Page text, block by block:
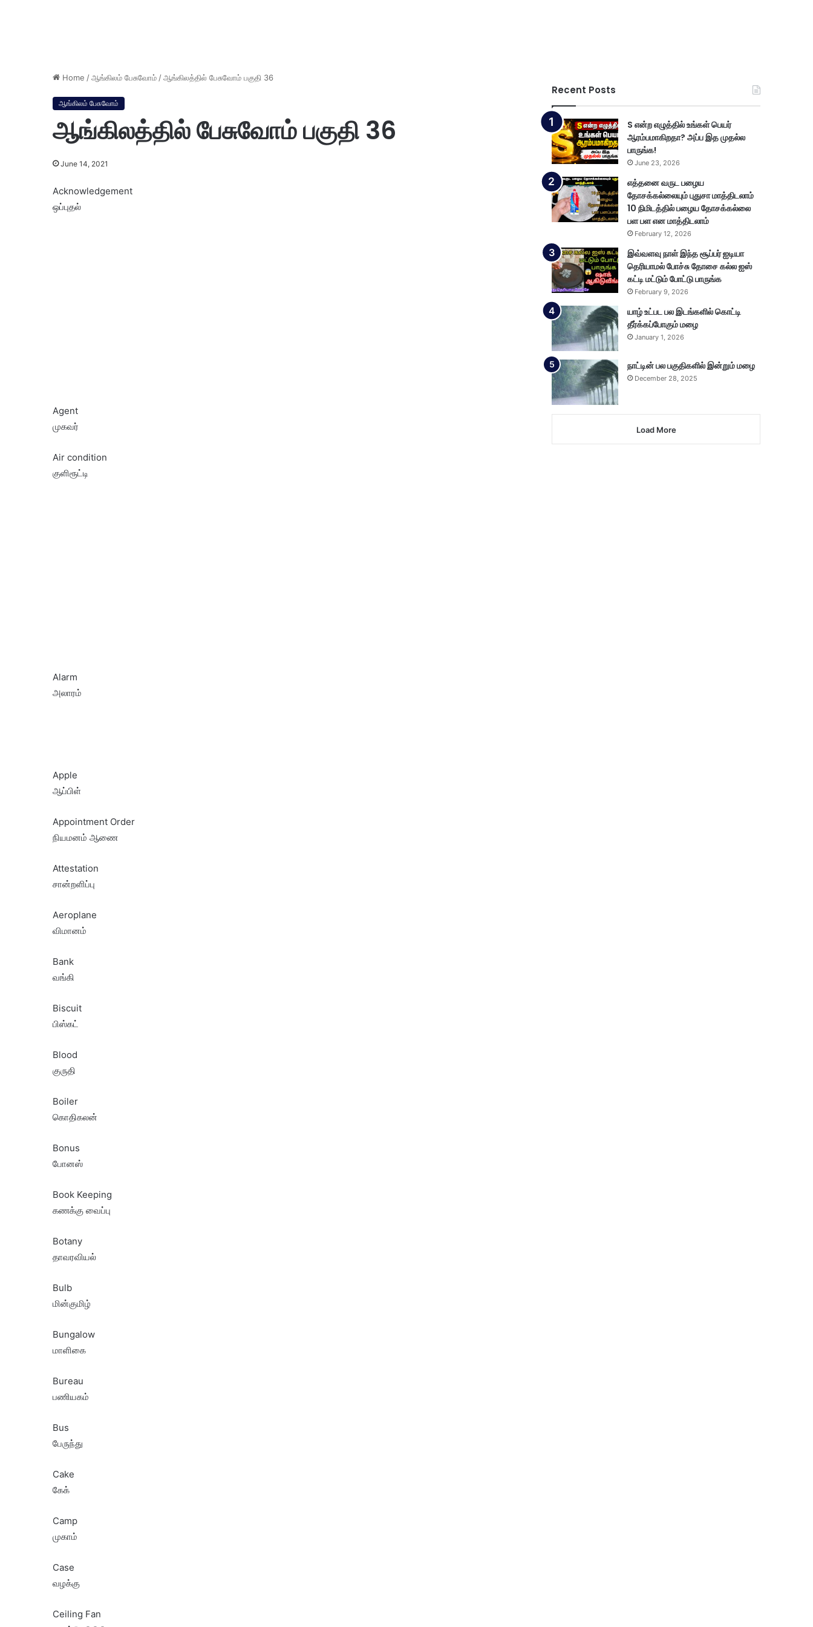
Home /ஆங்கிலம் பேசுவோம் /ஆங்கிலத்தில் பேசுவோம் பகுதி 36
ஆங்கிலம் பேசுவோம்
ஆங்கிலத்தில் பேசுவோம் பகுதி 36
June 14, 2021
Acknowledgement
ஒப்புதல்
Agent
முகவர்
Air condition
குளிரூட்டி
Alarm
அலாரம்
Apple
ஆப்பிள்
Appointment Order
நியமனம் ஆணை
Attestation
சான்றளிப்பு
Aeroplane
விமானம்
Bank
வங்கி
Biscuit
பிஸ்கட்
Blood
குருதி
Boiler
கொதிகலன்
Bonus
போனஸ்
Book Keeping
கணக்கு வைப்பு
Botany
தாவரவியல்
Bulb
மின்குமிழ்
Bungalow
மாளிகை
Bureau
பணியகம்
Bus
பேருந்து
Cake
கேக்
Camp
முகாம்
Case
வழக்கு
Ceiling Fan
Recent Posts
S என்ற எழுத்தில் உங்கள் பெயர்
ஆரம்பமாகிறதா? அப்ப இத முதல்ல
பாருங்க!
June 23, 2026
எத்தனை வருட பழைய
தோசக்கல்லையும் புதுசா மாத்திடலாம்
10 நிமிடத்தில் பழைய தோசக்கல்லை
பள பள என மாத்திடலாம்
February 12, 2026
இவ்வளவு நாள் இந்த சூப்பர் ஐடியா
தெரியாமல் போச்சு தோசை கல்ல ஐஸ்
கட்டி மட்டும் போட்டு பாருங்க
February 9, 2026
யாழ் உட்பட பல இடங்களில் கொட்டி
தீர்க்கப்போகும் மழை
January 1, 2026
நாட்டின் பல பகுதிகளில் இன்றும் மழை
December 28, 2025
Load More